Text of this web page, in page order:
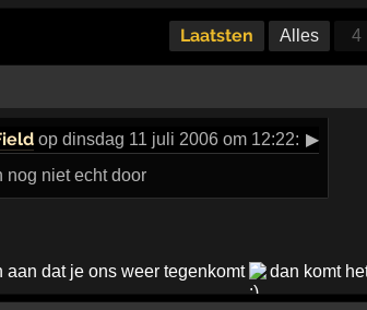
Laatsten Alles 4
op dinsdag 11 juli 2006 om 12:22: ▶
nog niet echt door
aan dat je ons weer tegenkomt
dan komt